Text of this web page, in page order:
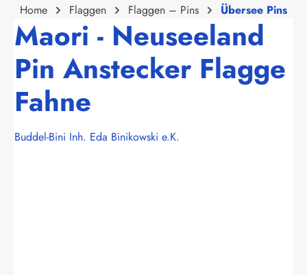
Home Flaggen Flaggen – Pins Übersee Pins
Maori - Neuseeland
Pin Anstecker Flagge
Fahne
Buddel-Bini Inh. Eda Binikowski e.K.